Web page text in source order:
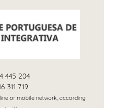
445 204
311 719
or mobile network, according